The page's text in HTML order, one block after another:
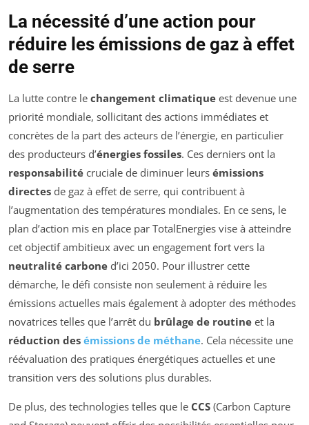
La nécessité d’une action pour
réduire les émissions de gaz à effet
de serre
La lutte contre le changement climatique est devenue une
priorité mondiale, sollicitant des actions immédiates et
concrètes de la part des acteurs de l’énergie, en particulier
des producteurs d’énergies fossiles. Ces derniers ont la
responsabilité cruciale de diminuer leurs émissions
directes de gaz à effet de serre, qui contribuent à
l’augmentation des températures mondiales. En ce sens, le
plan d’action mis en place par TotalEnergies vise à atteindre
cet objectif ambitieux avec un engagement fort vers la
neutralité carbone d’ici 2050. Pour illustrer cette
démarche, le défi consiste non seulement à réduire les
émissions actuelles mais également à adopter des méthodes
novatrices telles que l’arrêt du brûlage de routine et la
réduction des émissions de méthane. Cela nécessite une
réévaluation des pratiques énergétiques actuelles et une
transition vers des solutions plus durables.
De plus, des technologies telles que le CCS (Carbon Capture